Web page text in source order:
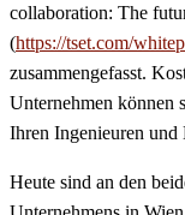
collaboration: The
(https://tset.com/
zusammengefasst.
Unternehmen können
Ihren Ingenieuren und
Heute sind an den